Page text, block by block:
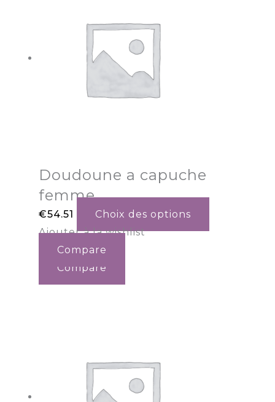
Doudoune a capuche
femme
€54.51
Choix des options
Ajouter à la wishlist
Compare
Compare